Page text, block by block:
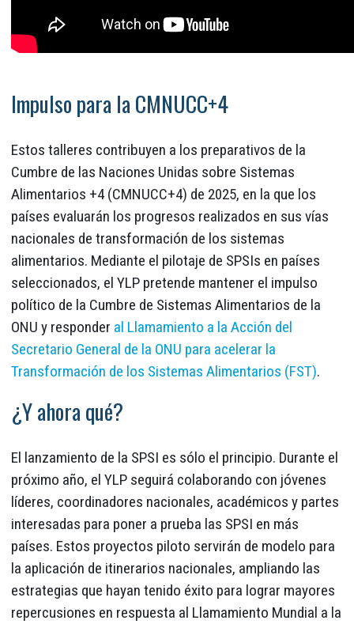
Impulso para la CMNUCC+4
Estos talleres contribuyen a los preparativos de la
Cumbre de las Naciones Unidas sobre Sistemas
Alimentarios +4 (CMNUCC+4) de 2025, en la que los
países evaluarán los progresos realizados en sus vías
nacionales de transformación de los sistemas
alimentarios. Mediante el pilotaje de SPSIs en países
seleccionados, el YLP pretende mantener el impulso
político de la Cumbre de Sistemas Alimentarios de la
ONU y responder al Llamamiento a la Acción del
Secretario General de la ONU para acelerar la
Transformación de los Sistemas Alimentarios (FST).
¿Y ahora qué?
El lanzamiento de la SPSI es sólo el principio. Durante el
próximo año, el YLP seguirá colaborando con jóvenes
líderes, coordinadores nacionales, académicos y partes
interesadas para poner a prueba las SPSI en más
países. Estos proyectos piloto servirán de modelo para
la aplicación de itinerarios nacionales, ampliando las
estrategias que hayan tenido éxito para lograr mayores
repercusiones en respuesta al Llamamiento Mundial a la